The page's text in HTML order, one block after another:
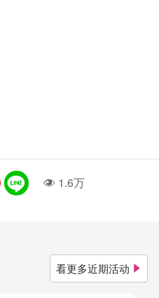
人气1.6万
看更多近期活动